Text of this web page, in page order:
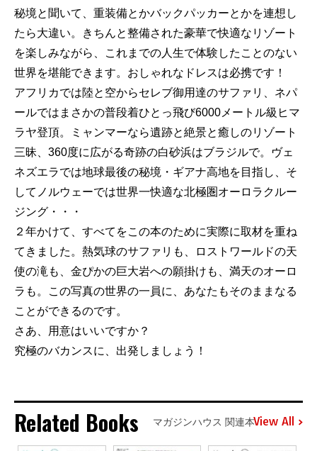
秘境と聞いて、重装備とかバックパッカーとかを連想し
たら大違い。きちんと整備された豪華で快適なリゾート
を楽しみながら、これまでの人生で体験したことのない
世界を堪能できます。おしゃれなドレスは必携です！
アフリカでは陸と空からセレブ御用達のサファリ、ネパ
ールではまさかの普段着ひとっ飛び6000メートル級ヒマ
ラヤ登頂。ミャンマーなら遺跡と絶景と癒しのリゾート
三昧、360度に広がる奇跡の白砂浜はブラジルで。ヴェ
ネズエラでは地球最後の秘境・ギアナ高地を目指し、そ
してノルウェーでは世界一快適な北極圏オーロラクルー
ジング・・・
２年かけて、すべてをこの本のために実際に取材を重ね
てきました。熱気球のサファリも、ロストワールドの天
使の滝も、金ぴかの巨大岩への願掛けも、満天のオーロ
ラも。この写真の世界の一員に、あなたもそのままなる
ことができるのです。
さあ、用意はいいですか？
究極のバカンスに、出発しましょう！
Related Books マガジンハウス 関連本View All